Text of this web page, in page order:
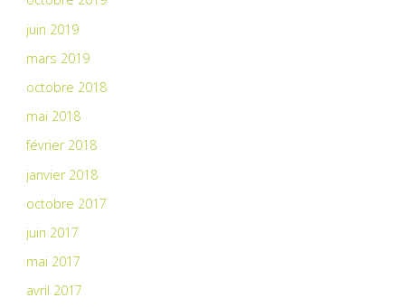
juin 2019
mars 2019
octobre 2018
mai 2018
février 2018
janvier 2018
octobre 2017
juin 2017
mai 2017
avril 2017